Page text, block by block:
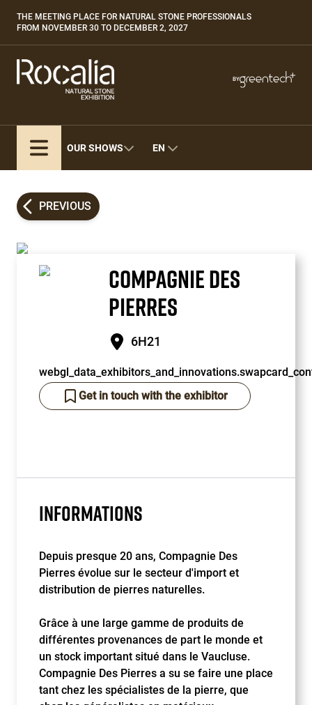
main
content
Paragraphes
THE MEETING PLACE FOR NATURAL STONE PROFESSIONALS
FROM NOVEMBER 30 TO DECEMBER 2, 2027
Paragraphes
Paragraphes
BY
OUR SHOWS
Expobiogaz
Paysalia
Piscine Global
EN
PREVIOUS
COMPAGNIE DES
PIERRES
6H21
Get in touch with the exhibitor
INFORMATIONS
Depuis presque 20 ans, Compagnie Des
Pierres évolue sur le secteur d'import et
distribution de pierres naturelles.
Grâce à une large gamme de produits de
différentes provenances de part le monde et
un stock important situé dans le Vaucluse.
Compagnie Des Pierres a su se faire une place
tant chez les spécialistes de la pierre, que